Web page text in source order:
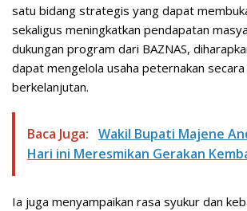
satu bidang strategis yang dapat
sekaligus meningkatkan pendapatan
dukungan program dari BAZNAS,
dapat mengelola usaha peternakan
berkelanjutan.
Baca Juga: Wakil Bupati Majene
Hari ini Meresmikan Gerakan
Ia juga menyampaikan rasa syukur dan